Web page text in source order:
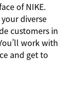
of NIKE.
diverse
customers in
work with
and get to